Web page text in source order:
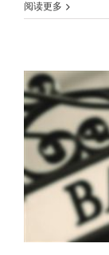
阅读更多